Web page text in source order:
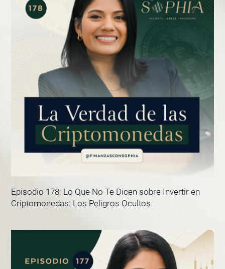
Episodio 178: Lo Que No Te Dicen sobre Invertir en
Criptomonedas: Los Peligros Ocultos